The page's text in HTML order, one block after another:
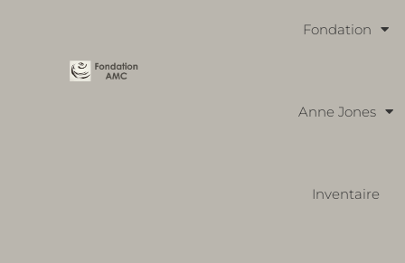
Fondation
Anne Jones
Inventaire